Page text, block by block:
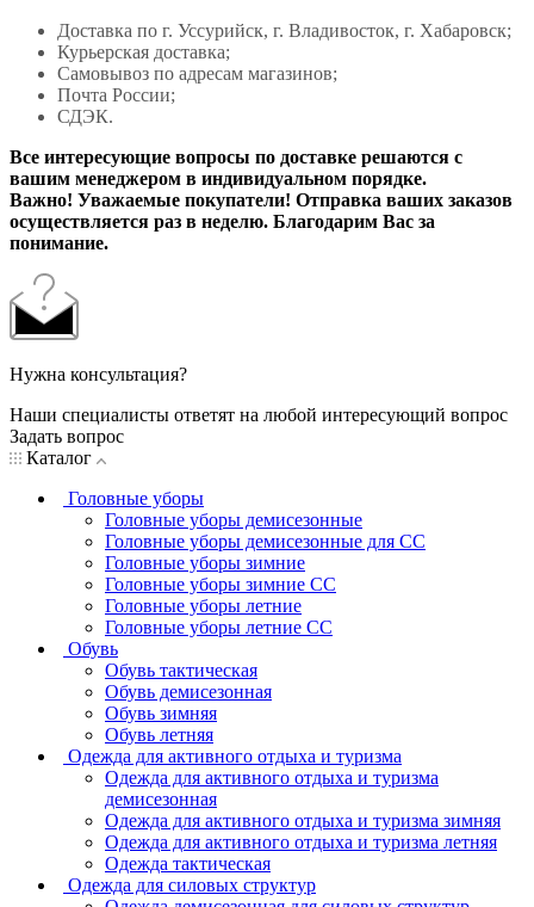
Доставка по г. Уссурийск, г. Владивосток, г. Хабаровск;
Курьерская доставка;
Самовывоз по адресам магазинов;
Почта России;
СДЭК.
Все интересующие вопросы по доставке решаются с
вашим менеджером в индивидуальном порядке.
Важно! Уважаемые покупатели! Отправка ваших заказов
осуществляется раз в неделю. Благодарим Вас за
понимание.
Нужна консультация?
Наши специалисты ответят на любой интересующий вопрос
Задать вопрос
Каталог
Головные уборы
Головные уборы демисезонные
Головные уборы демисезонные для СС
Головные уборы зимние
Головные уборы зимние СС
Головные уборы летние
Головные уборы летние СС
Обувь
Обувь тактическая
Обувь демисезонная
Обувь зимняя
Обувь летняя
Одежда для активного отдыха и туризма
Одежда для активного отдыха и туризма
демисезонная
Одежда для активного отдыха и туризма зимняя
Одежда для активного отдыха и туризма летняя
Одежда тактическая
Одежда для силовых структур